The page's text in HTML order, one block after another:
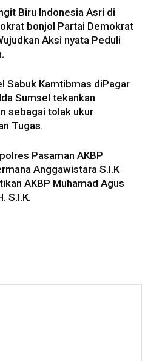
Biru Indonesia Asri di
bonjol Partai Demokrat
Aksi nyata Peduli
Sabuk Kamtibmas diPagar
Sumsel tekankan
sebagai tolak ukur
Tugas.
Pasaman AKBP
Anggawistara S.I.K
AKBP Muhamad Agus
S.I.K.